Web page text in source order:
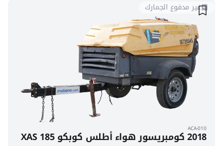
غير مدفوع الجمارك
ACA-010
2018 كومبريسور هواء أطلس كوبكو XAS 185